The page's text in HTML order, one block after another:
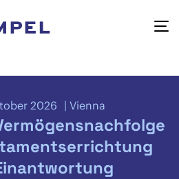
2026 Vienna